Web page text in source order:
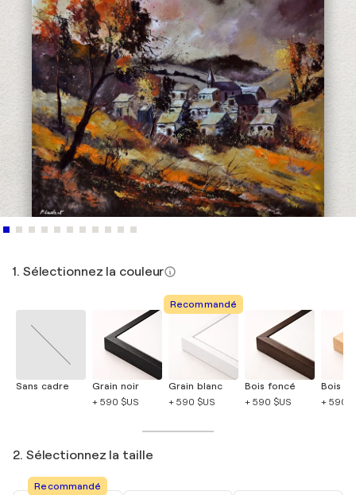
1. Sélectionnez la couleur
Sans cadre
Grain noir
+ 590 $US
Recommandé
Grain blanc
+ 590 $US
Bois foncé
+ 590 $US
Bois
+ 590
2. Sélectionnez la taille
Recommandé